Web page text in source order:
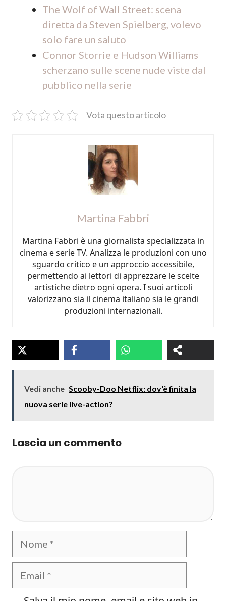
The Wolf of Wall Street: scena
diretta da Steven Spielberg, volevo
solo fare un saluto
Connor Storrie e Hudson Williams
scherzano sulle scene nude viste dal
pubblico nella serie
Vota questo articolo
Martina Fabbri
Martina Fabbri è una giornalista specializzata in
cinema e serie TV. Analizza le produzioni con uno
sguardo critico e un approccio accessibile,
permettendo ai lettori di apprezzare le scelte
artistiche dietro ogni opera. I suoi articoli
valorizzano sia il cinema italiano sia le grandi
produzioni internazionali.
Vedi anche Scooby-Doo Netflix: dov'è finita la
nuova serie live-action?
Lascia un commento
Nome
Email